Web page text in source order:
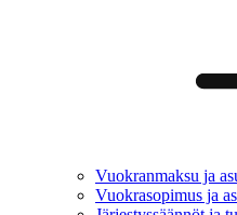
Vuokranmaksu ja
Vuokrasopimus ja